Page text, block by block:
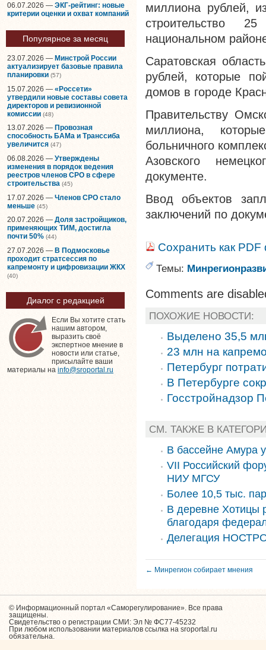
06.07.2026 — ЭКГ-рейтинг: новые
критерии оценки и охват компаний
Популярное за месяц
23.07.2026 — Минстрой России
актуализирует базовые правила
планировки (57)
15.07.2026 — «Россети»
утвердили новые составы совета
директоров и ревизионной
комиссии (48)
13.07.2026 — Провозная
способность БАМа и Транссиба
увеличится (47)
06.08.2026 — Утверждены
изменения в порядок ведения
реестров членов СРО в сфере
строительства (45)
17.07.2026 — Членов СРО стало
меньше (45)
20.07.2026 — Доля застройщиков,
применяющих ТИМ, достигла
почти 50% (44)
27.07.2026 — В Подмосковье
проходит стратсессия по
капремонту и цифровизации ЖКХ
(40)
Диалог с редакцией
Если Вы хотите стать
нашим автором,
выразить своё
экспертное мнение в
новости или статье,
присылайте ваши
материалы на info@sroportal.ru
миллиона рублей,
строительство
национальном
Саратовская
рублей, которые
домов в городе
Правительству
миллиона,
больничного
Азовского
документе.
Ввод объектов
заключений по
Сохранить как
Темы:
Comments are
ПОХОЖИЕ НОВОСТИ:
Выделено 35,5
23 млн на
Петербург
В Петербурге
Госстройнадзор
СМ. ТАКЖЕ В
В бассейне Амура
VII Российский
НИУ МГСУ
Более 10,5 тыс.
В деревне Хотицы
благодаря
Делегация
← Минрегион собирает мнения
© Информационный портал «Саморегулирование». Все права
защищены.
Свидетельство о регистрации СМИ: Эл № ФС77-45232
При любом использовании материалов ссылка на sroportal.ru
обязательна.